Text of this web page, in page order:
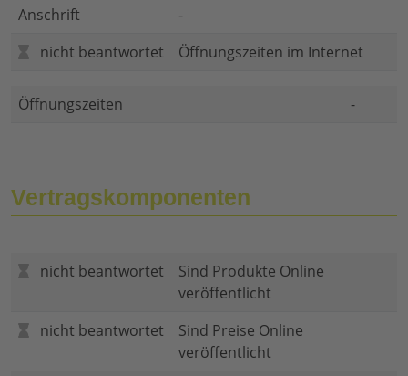
Anschrift
-
nicht beantwortet
Öffnungszeiten im Internet
Öffnungszeiten -
Vertragskomponenten
nicht beantwortet
Sind Produkte Online
veröffentlicht
nicht beantwortet
Sind Preise Online
veröffentlicht